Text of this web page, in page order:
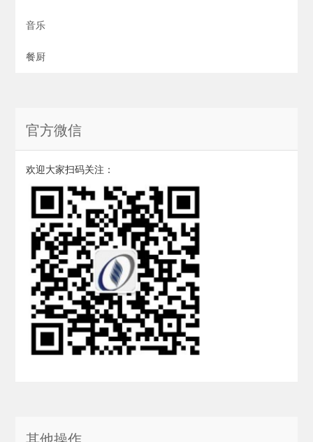
音乐
餐厨
官方微信
欢迎大家扫码关注：